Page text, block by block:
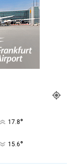
17.8°
15.6°